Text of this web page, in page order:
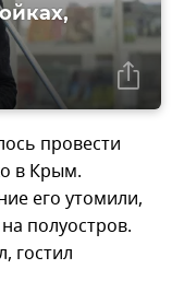
провести
в Крым.
его утомили,
полуостров.
гостил